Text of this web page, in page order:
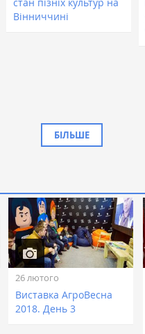
Вінниччині
БІЛЬШЕ
26 лютого
Виставка АгроВесна
2018. День 3